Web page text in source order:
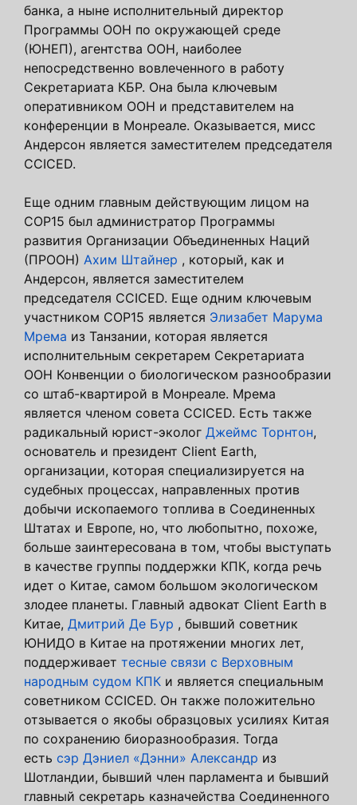
банка, а ныне исполнительный директор
Программы ООН по окружающей среде
(ЮНЕП), агентства ООН, наиболее
непосредственно вовлеченного в работу
Секретариата КБР. Она была ключевым
оперативником ООН и представителем на
конференции в Монреале. Оказывается, мисс
Андерсон является заместителем председателя
CCICED.
Еще одним главным действующим лицом на
COP15 был администратор Программы
развития Организации Объединенных Наций
(ПРООН) Ахим Штайнер , который, как и
Андерсон, является заместителем
председателя CCICED. Еще одним ключевым
участником COP15 является Элизабет Марума
Мрема из Танзании, которая является
исполнительным секретарем Секретариата
ООН Конвенции о биологическом разнообразии
со штаб-квартирой в Монреале. Мрема
является членом совета CCICED. Есть также
радикальный юрист-эколог Джеймс Торнтон,
основатель и президент Client Earth,
организации, которая специализируется на
судебных процессах, направленных против
добычи ископаемого топлива в Соединенных
Штатах и ​​Европе, но, что любопытно, похоже,
больше заинтересована в том, чтобы выступать
в качестве группы поддержки КПК, когда речь
идет о Китае, самом большом экологическом
злодее планеты. Главный адвокат Client Earth в
Китае, Дмитрий Де Бур , бывший советник
ЮНИДО в Китае на протяжении многих лет,
поддерживает тесные связи с Верховным
народным судом КПК и является специальным
советником CCICED. Он также положительно
отзывается о якобы образцовых усилиях Китая
по сохранению биоразнообразия. Тогда
есть сэр Дэниел «Дэнни» Александр из
Шотландии, бывший член парламента и бывший
главный секретарь казначейства Соединенного